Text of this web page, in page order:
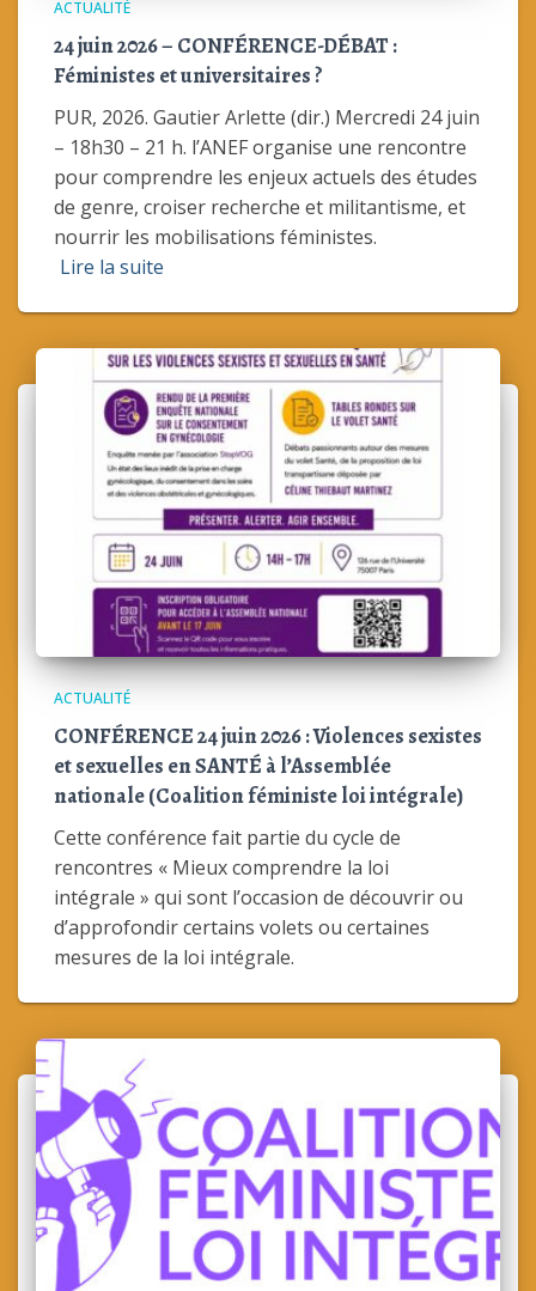
ACTUALITÉ
24 juin 2026 – CONFÉRENCE-DÉBAT :
Féministes et universitaires ?
PUR, 2026. Gautier Arlette (dir.) Mercredi 24 juin
– 18h30 – 21 h. l’ANEF organise une rencontre
pour comprendre les enjeux actuels des études
de genre, croiser recherche et militantisme, et
nourrir les mobilisations féministes.
Lire la suite
ACTUALITÉ
CONFÉRENCE 24 juin 2026 : Violences sexistes
et sexuelles en SANTÉ à l’Assemblée
nationale (Coalition féministe loi intégrale)
Cette conférence fait partie du cycle de
rencontres « Mieux comprendre la loi
intégrale » qui sont l’occasion de découvrir ou
d’approfondir certains volets ou certaines
mesures de la loi intégrale.